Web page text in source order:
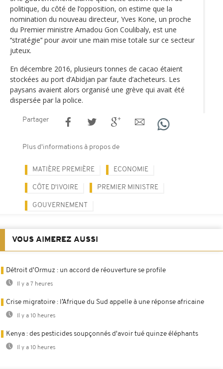
politique, du côté de l’opposition, on estime que la
nomination du nouveau directeur, Yves Kone, un proche
du Premier ministre Amadou Gon Coulibaly, est une
‘‘stratégie’‘ pour avoir une main mise totale sur ce secteur
juteux.
En décembre 2016, plusieurs tonnes de cacao étaient
stockées au port d’Abidjan par faute d’acheteurs. Les
paysans avaient alors organisé une grève qui avait été
dispersée par la police.
Partager
Plus d'informations à propos de
MATIÈRE PREMIÈRE ECONOMIE
CÔTE D'IVOIRE PREMIER MINISTRE
GOUVERNEMENT
VOUS AIMEREZ AUSSI
Détroit d'Ormuz : un accord de réouverture se profile
Il y a 7 heures
Crise migratoire : l’Afrique du Sud appelle à une réponse africaine
Il y a 10 heures
Kenya : des pesticides soupçonnés d'avoir tué quinze éléphants
Il y a 10 heures